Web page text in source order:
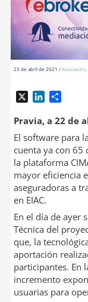
23 de abril de 2021 /Asociación,
n
e
d
I
n
m
a
r
t
i
r
Pravia, a 22 de
El software para
cuenta ya con 65
la plataforma
mayor eficiencia
aseguradoras a
en EIAC.
En el día de ayer
Técnica del
que, la
aportación
participantes. En
incremento
usuarias para